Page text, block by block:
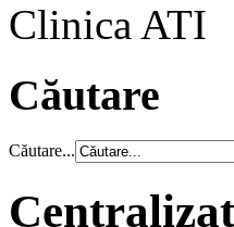
Clinica ATI
Căutare
Căutare...